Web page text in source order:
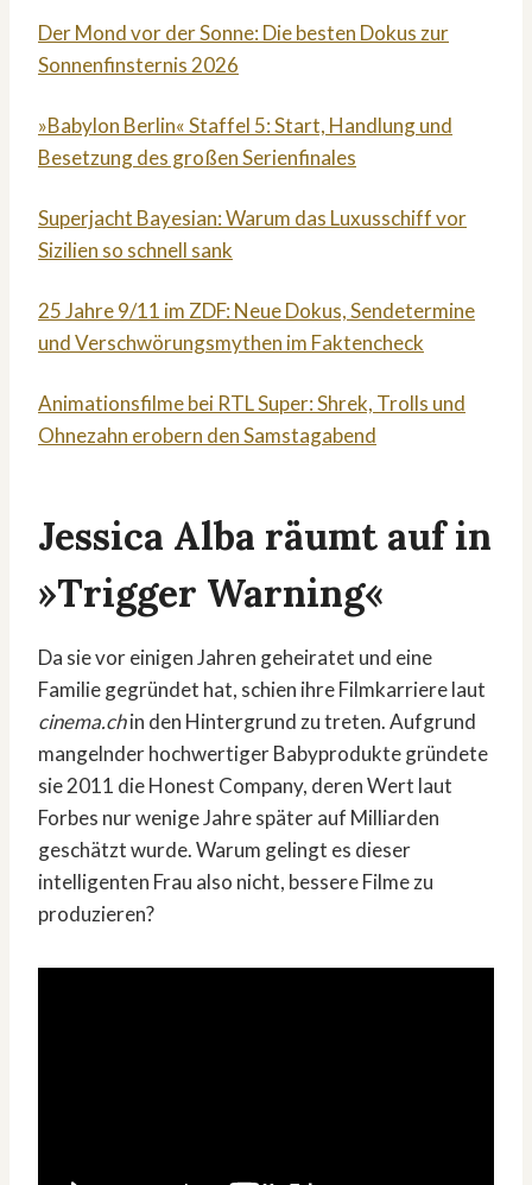
Der Mond vor der Sonne: Die besten Dokus zur
Sonnenfinsternis 2026
»Babylon Berlin« Staffel 5: Start, Handlung und
Besetzung des großen Serienfinales
Superjacht Bayesian: Warum das Luxusschiff vor
Sizilien so schnell sank
25 Jahre 9/11 im ZDF: Neue Dokus, Sendetermine
und Verschwörungsmythen im Faktencheck
Animationsfilme bei RTL Super: Shrek, Trolls und
Ohnezahn erobern den Samstagabend
Jessica Alba räumt auf in
»Trigger Warning«
Da sie vor einigen Jahren geheiratet und eine
Familie gegründet hat, schien ihre Filmkarriere laut
cinema.chin den Hintergrund zu treten. Aufgrund
mangelnder hochwertiger Babyprodukte gründete
sie 2011 die Honest Company, deren Wert laut
Forbes nur wenige Jahre später auf Milliarden
geschätzt wurde. Warum gelingt es dieser
intelligenten Frau also nicht, bessere Filme zu
produzieren?